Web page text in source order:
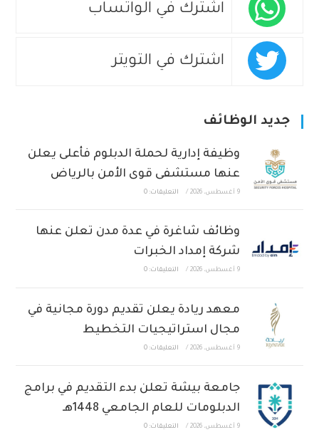
اشترك في الواتساب
اشترك في التويتر
جديد الوظائف
وظيفة إدارية لحملة الدبلوم فأعلى يعلن
عنها مستشفى قوى الأمن بالرياض
9 أغسطس، 2026 / التعليقات: 0
وظائف شاغرة في عدة مدن تعلن عنها
شركة إمداد الخبرات
9 أغسطس، 2026 / التعليقات: 0
معهد ريادة يعلن تقديم دورة مجانية في
مجال استراتيجيات التخطيط
9 أغسطس، 2026 / التعليقات: 0
جامعة بيشة تعلن بدء التقديم في برامج
الدبلومات للعام الجامعي 1448هـ
9 أغسطس، 2026 / التعليقات: 0